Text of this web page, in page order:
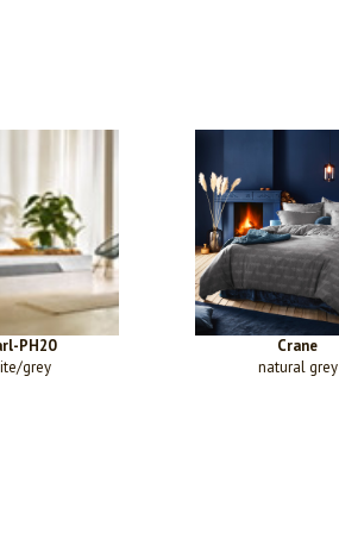
PH20
grey
Crane
natural grey